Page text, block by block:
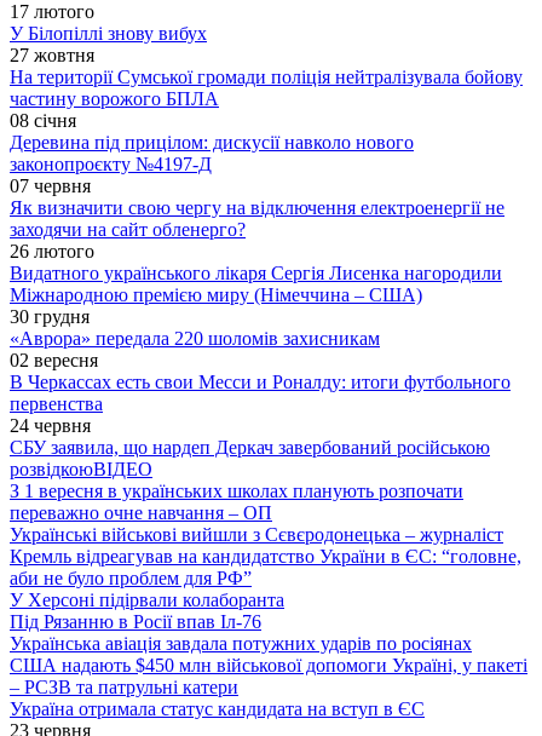
17 лютого
У Білопіллі знову вибух
27 жовтня
На території Сумської громади поліція нейтралізувала бойову
частину ворожого БПЛА
08 січня
Деревина під прицілом: дискусії навколо нового
законопроєкту №4197-Д
07 червня
Як визначити свою чергу на відключення електроенергії не
заходячи на сайт обленерго?
26 лютого
Видатного українського лікаря Сергія Лисенка нагородили
Міжнародною премією миру (Німеччина – США)
30 грудня
«Аврора» передала 220 шоломів захисникам
02 вересня
В Черкассах есть свои Месси и Роналду: итоги футбольного
первенства
24 червня
СБУ заявила, що нардеп Деркач завербований російською
розвідкоюВІДЕО
З 1 вересня в українських школах планують розпочати
переважно очне навчання – ОП
Українські військові вийшли з Сєвєродонецька – журналіст
Кремль відреагував на кандидатство України в ЄС: “головне,
аби не було проблем для РФ”
У Херсоні підірвали колаборанта
Під Рязанню в Росії впав Іл-76
Українська авіація завдала потужних ударів по росіянах
США надають $450 млн військової допомоги Україні, у пакеті
– РСЗВ та патрульні катери
Україна отримала статус кандидата на вступ в ЄС
23 червня